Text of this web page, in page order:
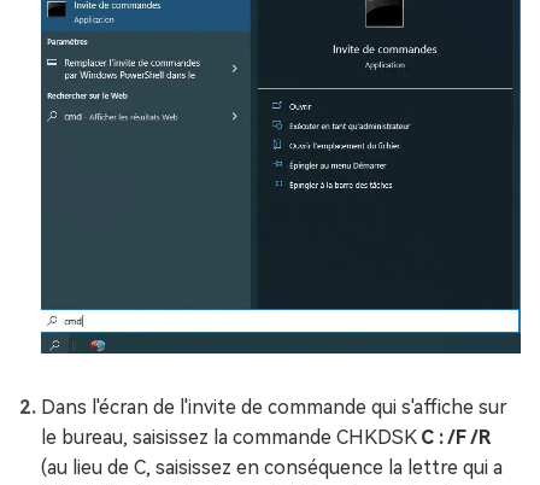
Dans l'écran de l'invite de commande qui s'affiche sur
le bureau, saisissez la commande CHKDSK C : /F /R
(au lieu de C, saisissez en conséquence la lettre qui a